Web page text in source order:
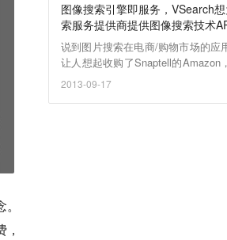
图像搜索引擎即服务，VSearch
索服务提供商提供图像搜索技术
开放日硅谷站#
说到图片搜索在电商/购物市场的应
让人想起收购了Snaptell的Amazon
使轮起就向淘淘搜投资的淘宝。对
2013-09-17